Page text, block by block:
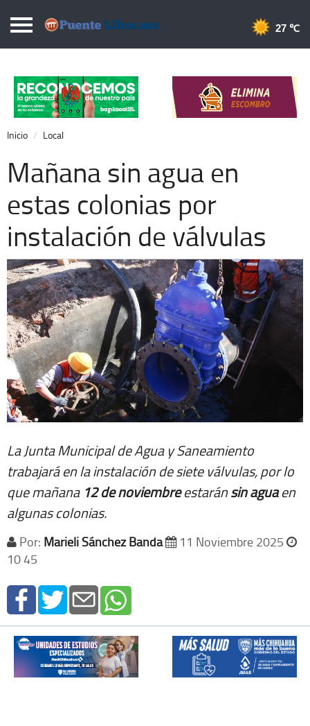
Puentelibre.mx
Local
Nacional
Opinión
Cronos
Economía
Espectáculos
Extra +
27 ℃
Inicio Local
Mañana sin agua en
estas colonias por
instalación de válvulas
La Junta Municipal de Agua y Saneamiento
trabajará en la instalación de siete válvulas, por lo
que mañana12 de noviembreestaránsin aguaen
algunas colonias.
Por: Marieli Sánchez Banda
11 Noviembre 2025
10 45